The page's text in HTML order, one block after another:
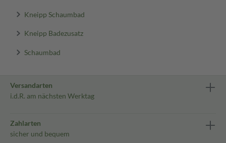
Kneipp Schaumbad
Kneipp Badezusatz
Schaumbad
Versandarten
i.d.R. am nächsten Werktag
Zahlarten
sicher und bequem